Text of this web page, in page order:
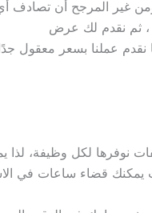
غير المرجح أن تصادف
، ثم نقدم لك عرض
نقدم عملنا بسعر معقول
نوفرها لكل وظيفة، لذا
يمكنك قضاء ساعات في